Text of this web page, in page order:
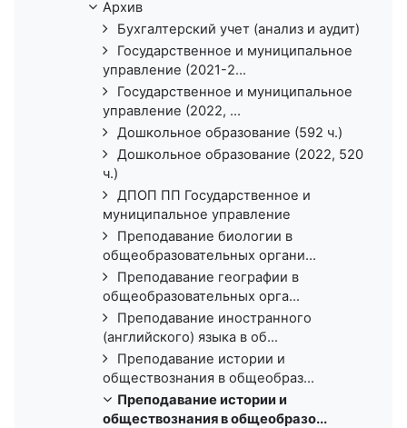
Архив
Бухгалтерский учет (анализ и аудит)
Государственное и муниципальное
управление (2021-2...
Государственное и муниципальное
управление (2022, ...
Дошкольное образование (592 ч.)
Дошкольное образование (2022, 520
ч.)
ДПОП ПП Государственное и
муниципальное управление
Преподавание биологии в
общеобразовательных органи...
Преподавание географии в
общеобразовательных орга...
Преподавание иностранного
(английского) языка в об...
Преподавание истории и
обществознания в общеобраз...
Преподавание истории и
обществознания в общеобразо...